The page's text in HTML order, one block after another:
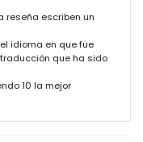
reseña escriben un
idioma en que fue
que ha sido
10 la mejor